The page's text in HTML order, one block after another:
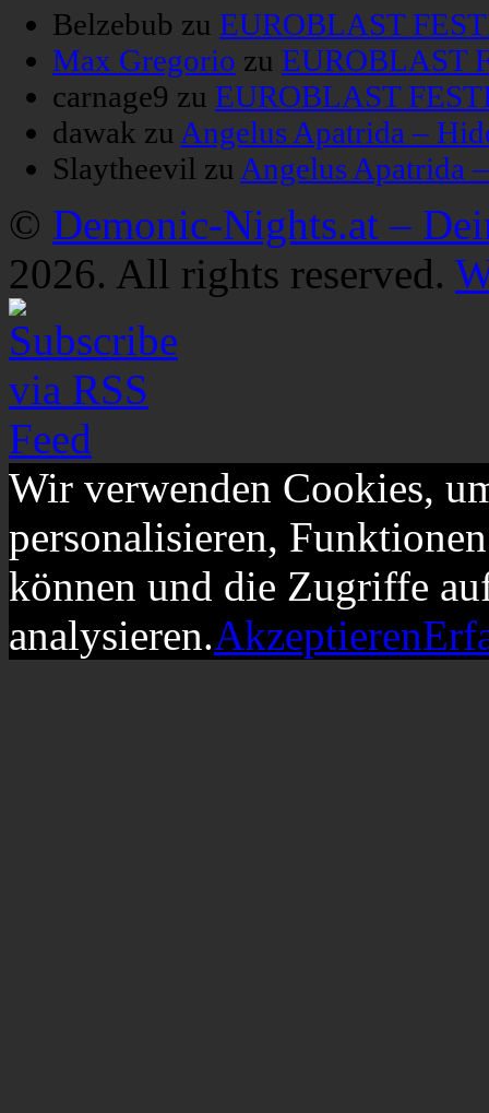
Belzebub zu EUROBLAST
Max Gregorio zu EUROBLAST
carnage9 zu EUROBLAST
dawak zu Angelus Apatrida –
Slaytheevil zu Angelus Apatrida
© Demonic-Nights.at –
2026. All rights reserved.
Wir verwenden Cookies,
personalisieren,
können und die Zugriffe
analysieren.Akzeptieren